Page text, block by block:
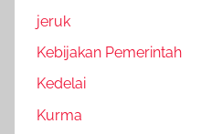
jeruk
Kebijakan Pemerintah
Kedelai
Kurma